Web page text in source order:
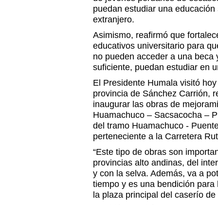
puedan estudiar una
extranjero.
Asimismo, reafirmó que
educativos universitario para
no pueden acceder a una
suficiente, puedan estudiar en
El Presidente Humala visitó
provincia de Sánchez Carrión,
inaugurar las obras de
Huamachuco – Sacsacocha –
del tramo Huamachuco -
perteneciente a la Carretera
“Este tipo de obras son
provincias alto andinas, del
y con la selva. Además, va a
tiempo y es una bendición para
la plaza principal del caserío